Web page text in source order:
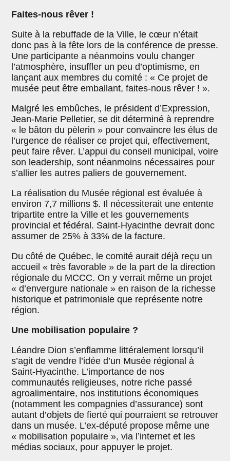
Faites-nous rêver !
Suite à la rebuffade de la Ville, le cœur n’était
donc pas à la fête lors de la conférence de presse.
Une participante a néanmoins voulu changer
l’atmosphère, insuffler un peu d’optimisme, en
lançant aux membres du comité : « Ce projet de
musée peut être emballant, faites-nous rêver ! ».
Malgré les embûches, le président d’Expression,
Jean-Marie Pelletier, se dit déterminé à reprendre
« le bâton du pèlerin » pour convaincre les élus de
l’urgence de réaliser ce projet qui, effectivement,
peut faire rêver. L’appui du conseil municipal, voire
son leadership, sont néanmoins nécessaires pour
s’allier les autres paliers de gouvernement.
La réalisation du Musée régional est évaluée à
environ 7,7 millions $. Il nécessiterait une entente
tripartite entre la Ville et les gouvernements
provincial et fédéral. Saint-Hyacinthe devrait donc
assumer de 25% à 33% de la facture.
Du côté de Québec, le comité aurait déjà reçu un
accueil « très favorable » de la part de la direction
régionale du MCCC. On y verrait même un projet
« d’envergure nationale » en raison de la richesse
historique et patrimoniale que représente notre
région.
Une mobilisation populaire ?
Léandre Dion s’enflamme littéralement lorsqu’il
s’agit de vendre l’idée d’un Musée régional à
Saint-Hyacinthe. L’importance de nos
communautés religieuses, notre riche passé
agroalimentaire, nos institutions économiques
(notamment les compagnies d’assurance) sont
autant d’objets de fierté qui pourraient se retrouver
dans un musée. L’ex-député propose même une
« mobilisation populaire », via l’internet et les
médias sociaux, pour appuyer le projet.